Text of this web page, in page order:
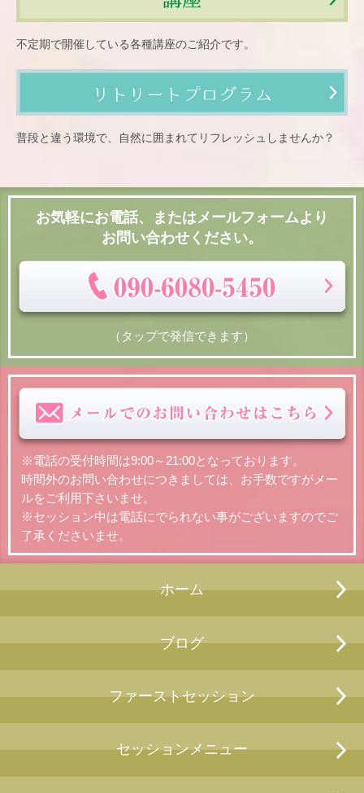
不定期で開催している各種講座のご紹介です。
普段と違う環境で、自然に囲まれてリフレッシュしませんか？
お気軽にお電話、またはメールフォームより
お問い合わせください。
（タップで発信できます）
※電話の受付時間は9:00～21:00となっております。
時間外のお問い合わせにつきましては、お手数ですがメー
ルをご利用下さいませ。
※セッション中は電話にでられない事がございますのでご
了承くださいませ。
ホーム
ブログ
ファーストセッション
セッションメニュー